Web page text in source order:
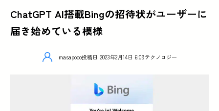
ChatGPT AI搭載Bingの招待状がユーザーに
届き始めている模様
masapoco投稿日 2023年2月14日 6:09テクノロジー